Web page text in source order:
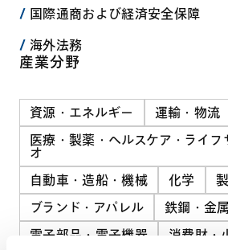
国際通商および経済安全保障
海外法務
産業分野
資源・エネルギー
運輸・物流
医療・製薬・ヘルスケア・ライフ
オ
自動車・造船・機械
化学
ブランド・アパレル
鉄鋼・金属
電子部品・電子機器
消費財・